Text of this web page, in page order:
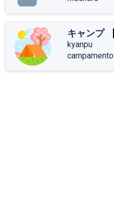
キャンプ
kyanpu
campamento